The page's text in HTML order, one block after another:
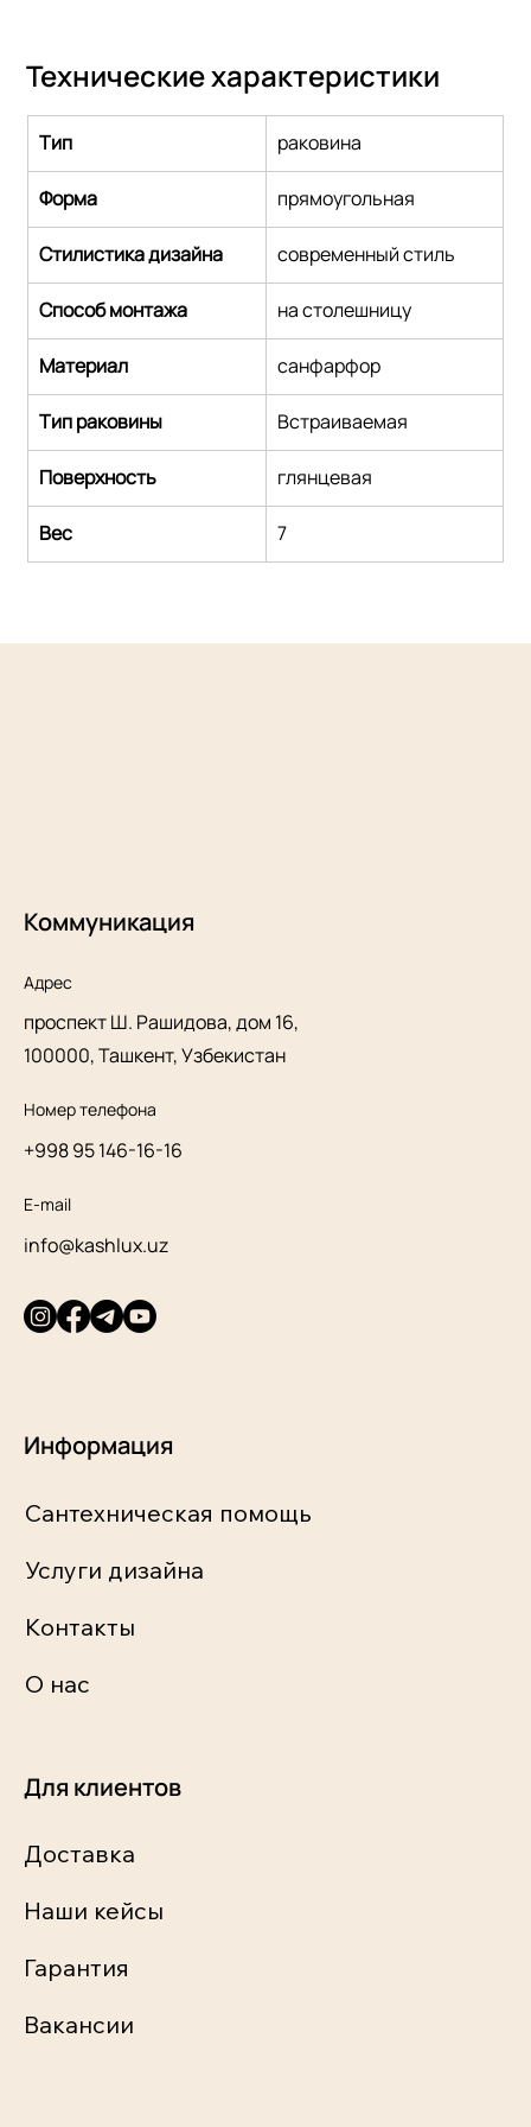
Технические характеристики
Тип раковина
Форма прямоугольная
Стилистика дизайна современный стиль
Способ монтажа на столешницу
Материал санфарфор
Тип раковины Встраиваемая
Поверхность глянцевая
Вес 7
Коммуникация
Адрес
проспект Ш. Рашидова, дом 16,
100000, Ташкент, Узбекистан
Номер телефона
+998 95 146-16-16
E-mail
info@kashlux.uz
Информация
Сантехническая помощь
Услуги дизайна
Контакты
О нас
Для клиентов
Доставка
Наши кейсы
Гарантия
Вакансии